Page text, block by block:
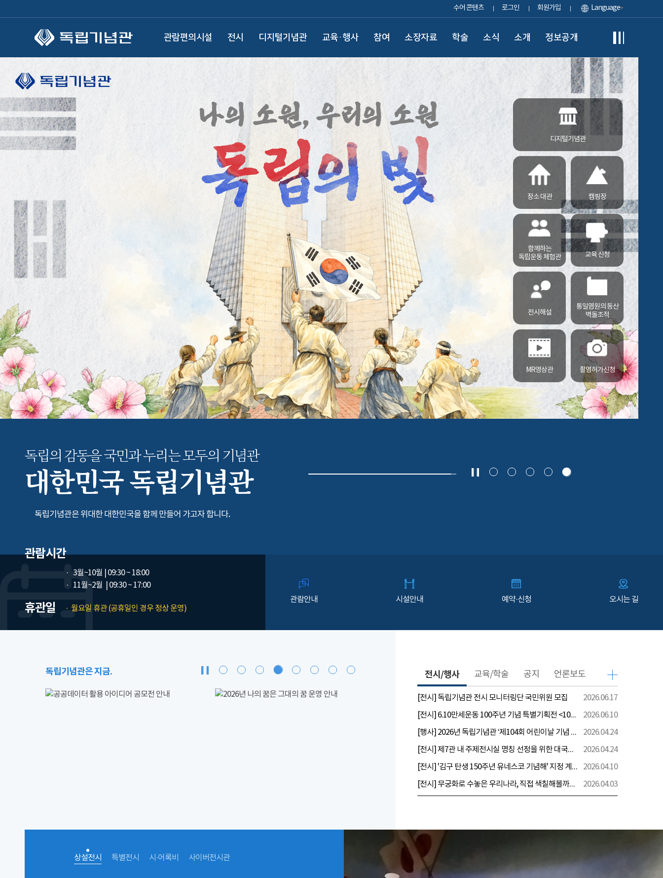
수어 콘텐츠 로그인 회원가입 Language
관람편의시설 전시 디지털기념관 교육·행사 참여 소장자료 학술 소식 소개 정보공개
디지털기념관
장소 대관 캠핑장
함께하는
독립운동 체험관
교육 신청
전시해설
통일염원의 동산
벽돌조적
MR영상관 촬영허가신청
독립의 감동을 국민과 누리는모두의 기념관
대한민국 독립기념관
독립기념관은 위대한 대한민국을 함께 만들어 가고자 합니다.
관람시간
3월~10월
| 09:30 ~ 18:00
11월~2월
| 09:30 ~ 17:00
휴관일 월요일 휴관 (공휴일인 경우 정상 운영)
관람안내 시설안내 예약·신청 오시는 길
독립기념관은 지금. 전시/행사
[전시] 독립기념관 전시 모니터링단 국민위원 모집
2026.06.17
[전시] 6.10만세운동 100주년 기념 특별기획전 <100년 전 그날을 보다: 6.10만세운동>
2026.06.10
[행사] 2026년 독립기념관 ‘제104회 어린이날 기념 행사’ 안내
2026.04.24
[전시] 제7관 내 주제전시실 명칭 선정을 위한 대국민 의견 수렴 실시
2026.04.24
[전시] '김구 탄생 150주년 유네스코 기념해' 지정 계기 AI영상 국민공모 개최 안내
2026.04.10
[전시] 무궁화로 수놓은 우리나라, 직접 색칠해볼까요?
2026.04.03
교육/학술 공지 언론보도
상설전시 특별전시 시·어록비 사이버전시관